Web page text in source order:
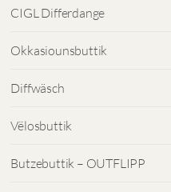
CIGL Differdange
Okkasiounsbuttik
Diffwäsch
Vëlosbuttik
Butzebuttik – OUTFLIPP